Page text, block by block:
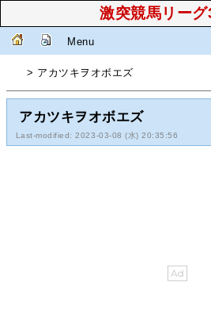
激突競馬リー
Menu
> アカツキヲオボエズ
アカツキヲオボエズ
Last-modified: 2023-03-08 (水) 20:35:56